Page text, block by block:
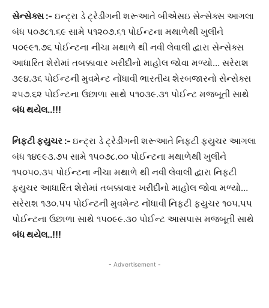
સેન્સેક્સ:- ઇન્ટ્રા ડે ટ્રેડીંગની શરૂઆતે બીએસઇ સેન્સેક્સ આગલા
બંધ ૫૦૭૮૧.૬૯ સામે ૫૧૨૦૭.૬૧ પોઈન્ટના મથાળેથી ખુલીને
૫૦૯૯૧.૭૬ પોઈન્ટના નીચા મથાળે થી નવી લેવાલી દ્વારા સેન્સેક્સ
આધારિત શેરોમાં તબક્કાવાર ખરીદીનો માહોલ જોવા મળ્યો… સરેરાશ
૩૯૪.૩૬ પોઈન્ટની મુવમેન્ટ નોંધાવી ભારતીય શેરબજારનો સેન્સેક્સ
૨૫૭.૬૨ પોઈન્ટના ઉછાળા સાથે ૫૧૦૩૯.૩૧ પોઈન્ટ મજબૂતી સાથે
બંધ થયેલ..!!!
નિફ્ટી ફ્યુચર :- ઇન્ટ્રા ડે ટ્રેડીંગની શરૂઆતે નિફ્ટી ફ્યુચર આગલા
બંધ ૧૪૯૯૩.૭૫ સામે ૧૫૦૭૮.૦૦ પોઈન્ટના મથાળેથી ખુલીને
૧૫૦૫૦.૩૫ પોઈન્ટના નીચા મથાળે થી નવી લેવાલી દ્વારા નિફ્ટી
ફ્યુચર આધારિત શેરોમાં તબક્કાવાર ખરીદીનો માહોલ જોવા મળ્યો…
સરેરાશ ૧૩૦.૫૫ પોઈન્ટની મુવમેન્ટ નોંધાવી નિફ્ટી ફ્યુચર ૧૦૫.૫૫
પોઈન્ટના ઉછાળા સાથે ૧૫૦૯૯.૩૦ પોઈન્ટ આસપાસ મજબૂતી સાથે
બંધ થયેલ..!!!
- Advertisement -